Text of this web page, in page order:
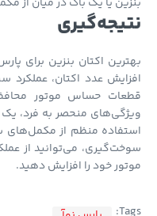
اکتان بنزین برای پارس
عدد اکتان، عملکرد
حساس موتور محافظت
منحصر به فرد، یک
منظم از مکمل‌های سوخت
می‌توانید از عملکرد
خود را افزایش دهید.